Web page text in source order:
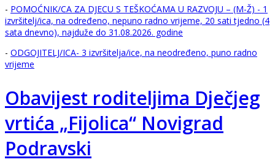
- POMOĆNIK/CA ZA DJECU S TEŠKOĆAMA U RAZVOJU – (M-Ž) - 1
izvršitelj/ica, na određeno, nepuno radno vrijeme, 20 sati tjedno (4
sata dnevno), najduže do 31.08.2026. godine
- ODGOJITELJ/ICA- 3 izvršitelja/ice, na neodređeno, puno radno
vrijeme
Obavijest roditeljima Dječjeg
vrtića „Fijolica“ Novigrad
Podravski